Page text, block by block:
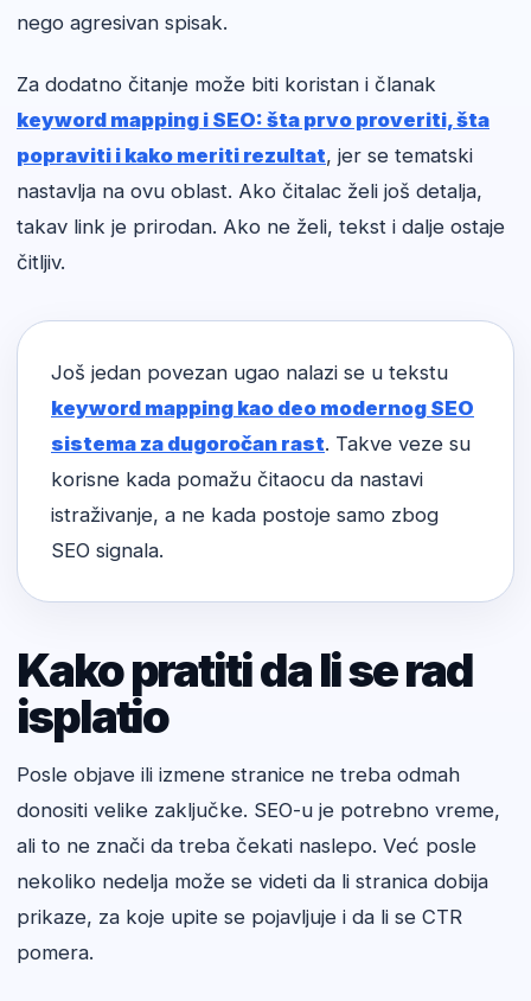
nego agresivan spisak.
Za dodatno čitanje može biti koristan i članak
keyword mapping i SEO: šta prvo proveriti, šta
popraviti i kako meriti rezultat, jer se tematski
nastavlja na ovu oblast. Ako čitalac želi još detalja,
takav link je prirodan. Ako ne želi, tekst i dalje ostaje
čitljiv.
Još jedan povezan ugao nalazi se u tekstu
keyword mapping kao deo modernog SEO
sistema za dugoročan rast. Takve veze su
korisne kada pomažu čitaocu da nastavi
istraživanje, a ne kada postoje samo zbog
SEO signala.
Kako pratiti da li se rad
isplatio
Posle objave ili izmene stranice ne treba odmah
donositi velike zaključke. SEO-u je potrebno vreme,
ali to ne znači da treba čekati naslepo. Već posle
nekoliko nedelja može se videti da li stranica dobija
prikaze, za koje upite se pojavljuje i da li se CTR
pomera.